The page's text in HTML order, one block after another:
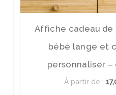
Affiche cadeau de
bébé lange et
personnaliser –
À partir de :